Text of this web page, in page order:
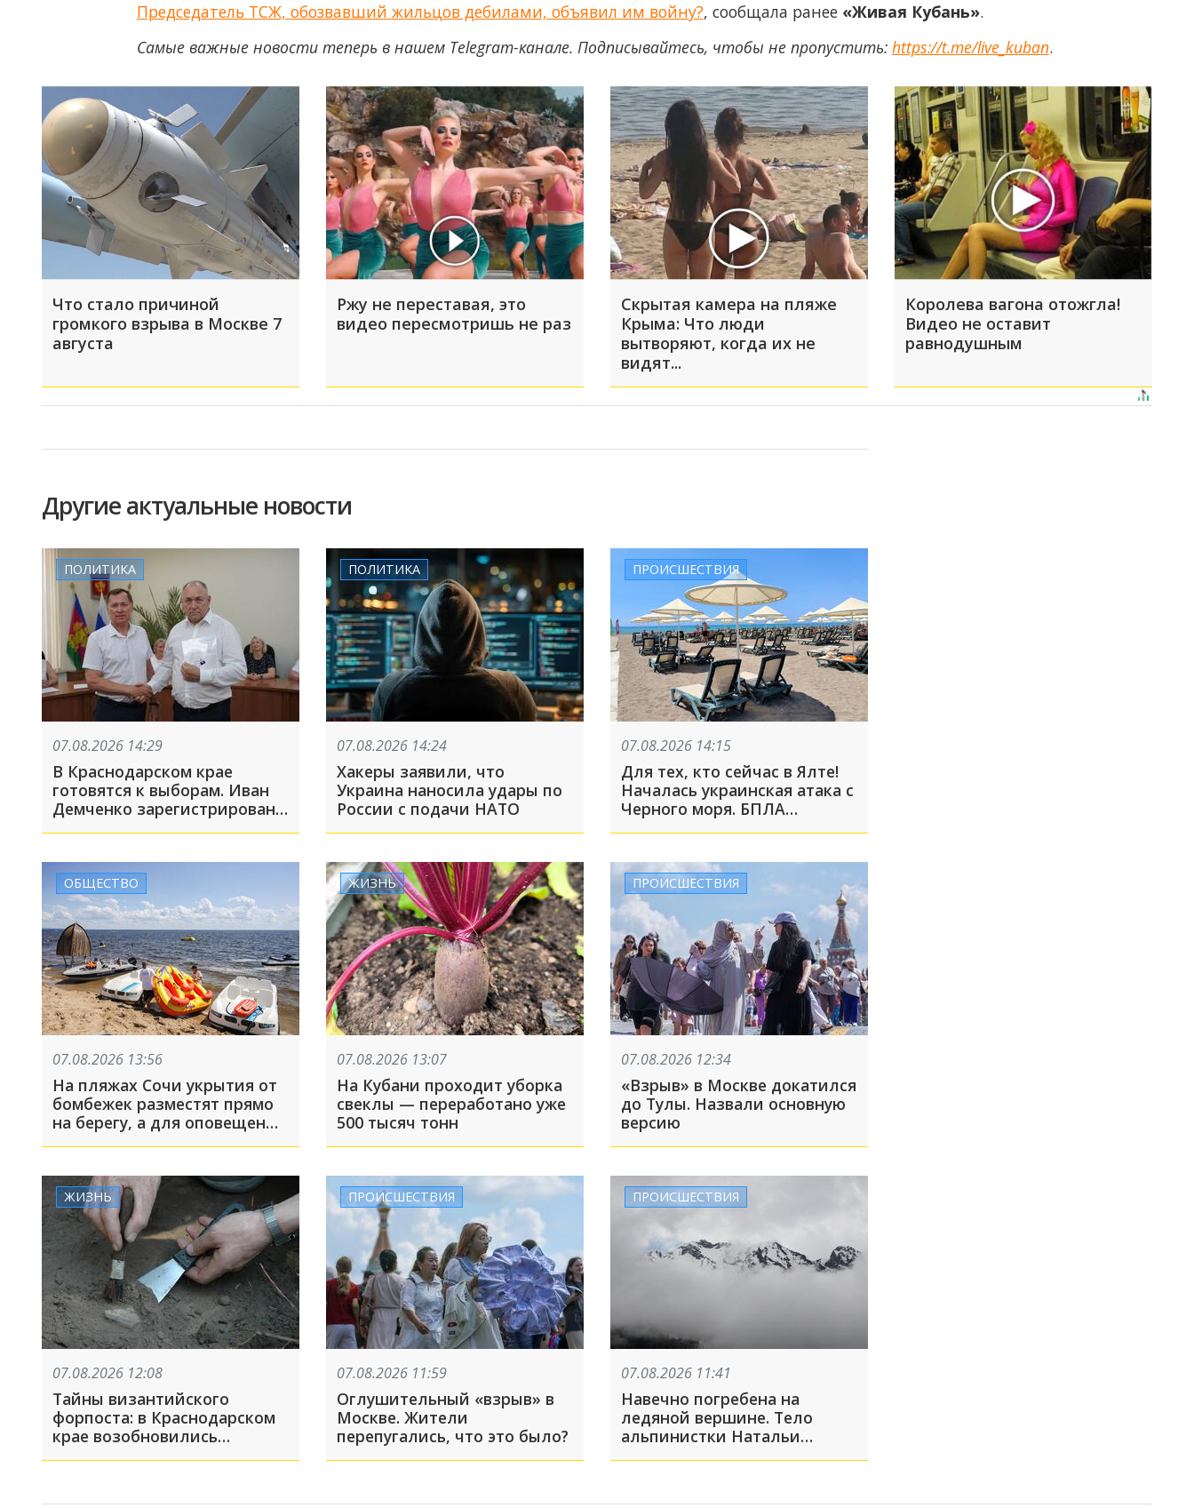
Председатель ТСЖ, обозвавший жильцов дебилами, объявил им войну?, сообщала ранее «Живая Кубань».
Самые важные новости теперь в нашем Telegram-канале. Подписывайтесь, чтобы не пропустить: https://t.me/live_kuban.
Что стало причиной
громкого взрыва в Москве 7
августа
Ржу не переставая, это
видео пересмотришь не раз
Скрытая камера на пляже
Крыма: Что люди
вытворяют, когда их не
видят...
Королева вагона отожгла!
Видео не оставит
равнодушным
Другие актуальные новости
ПОЛИТИКА
07.08.2026 14:29
В Краснодарском крае
готовятся к выборам. Иван
Демченко зарегистрирован
ПОЛИТИКА
07.08.2026 14:24
Хакеры заявили, что
Украина наносила удары по
России с подачи НАТО
ПРОИСШЕСТВИЯ
07.08.2026 14:15
Для тех, кто сейчас в Ялте!
Началась украинская атака с
Черного моря. БПЛА
ОБЩЕСТВО
07.08.2026 13:56
На пляжах Сочи укрытия от
бомбежек разместят прямо
на берегу, а для оповещения
ЖИЗНЬ
07.08.2026 13:07
На Кубани проходит уборка
свеклы — переработано уже
500 тысяч тонн
ПРОИСШЕСТВИЯ
07.08.2026 12:34
«Взрыв» в Москве докатился
до Тулы. Назвали основную
версию
ЖИЗНЬ
07.08.2026 12:08
Тайны византийского
форпоста: в Краснодарском
крае возобновились
ПРОИСШЕСТВИЯ
07.08.2026 11:59
Оглушительный «взрыв» в
Москве. Жители
перепугались, что это было?
ПРОИСШЕСТВИЯ
07.08.2026 11:41
Навечно погребена на
ледяной вершине. Тело
альпинистки Натальи